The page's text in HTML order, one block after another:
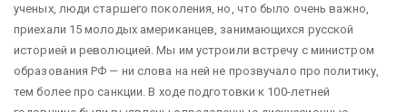
ученых, люди старшего поколения, но, что было очень важно,
приехали 15 молодых американцев, занимающихся русской
историей и революцией. Мы им устроили встречу с министром
образования РФ — ни слова на ней не прозвучало про политику,
тем более про санкции. В ходе подготовки к 100-летней